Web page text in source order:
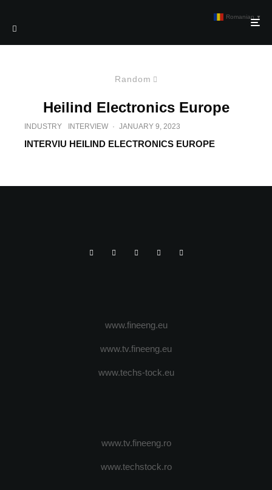
Random
Heilind Electronics Europe
INDUSTRY INTERVIEW · JANUARY 9, 2023
INTERVIU HEILIND ELECTRONICS EUROPE
www.fineeng.eu
www.tv.fineeng.eu
www.techs-tock.eu
www.tv.fineeng.ro
www.techstock.ro
Romanian ▼